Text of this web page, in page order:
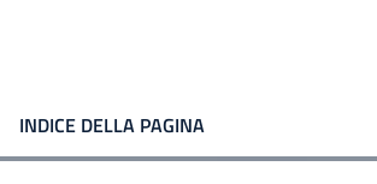
INDICE DELLA PAGINA